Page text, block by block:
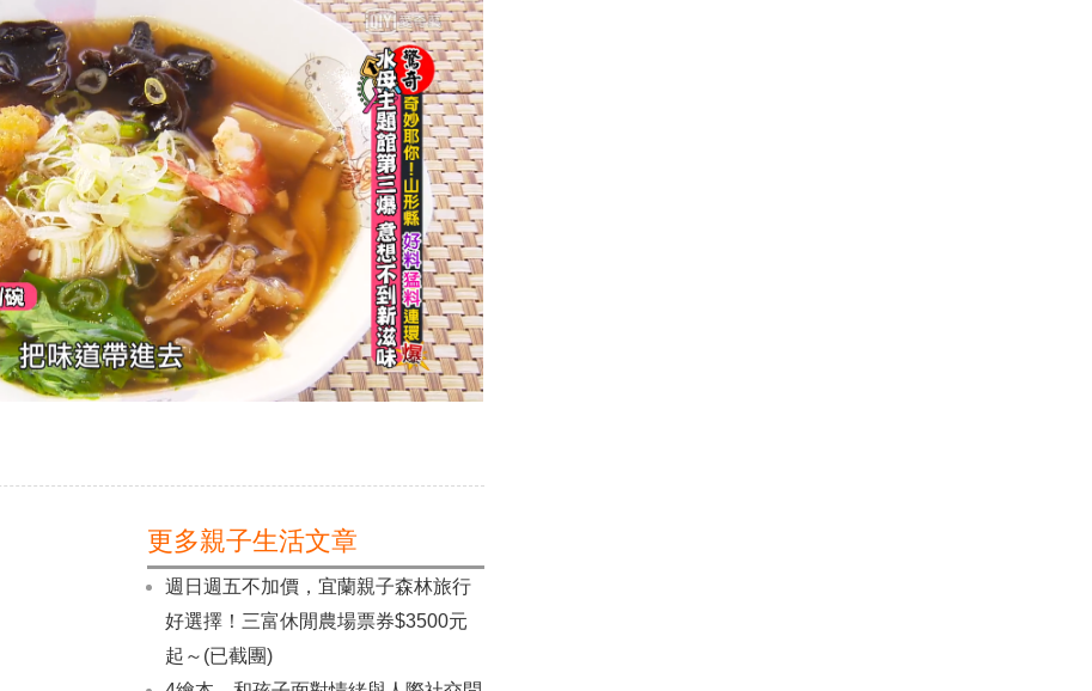
更多親子生活文章
週日週五不加價，宜蘭親子森林旅行
好選擇！三富休閒農場票券$3500元
起～(已截團)